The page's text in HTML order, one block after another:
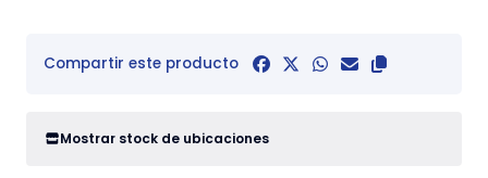
Compartir este producto
Mostrar stock de ubicaciones